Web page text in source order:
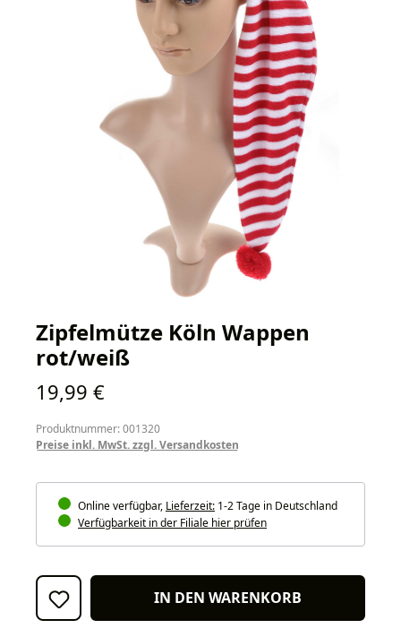
Zipfelmütze Köln Wappen
rot/weiß
Regulärer Preis:
19,99 €
Produktnummer: 001320
Preise inkl. MwSt. zzgl. Versandkosten
Online verfügbar, Lieferzeit: 1-2 Tage in Deutschland
Verfügbarkeit in der Filiale hier prüfen
IN DEN WARENKORB